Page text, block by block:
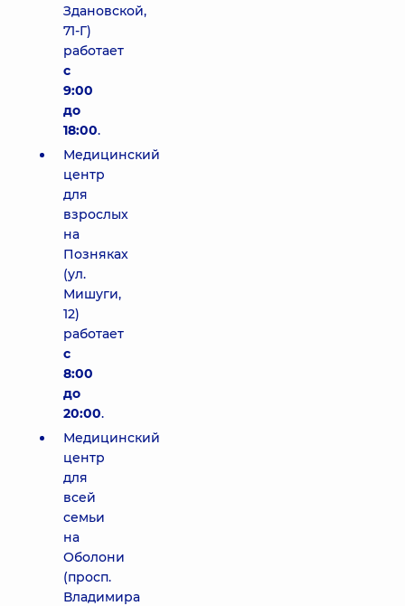
Здановской,
71-Г)
работает
с
9:00
до
18:00.
Медицинский
центр
для
взрослых
на
Позняках
(ул.
Мишуги,
12)
работает
с
8:00
до
20:00.
Медицинский
центр
для
всей
семьи
на
Оболони
(просп.
Владимира